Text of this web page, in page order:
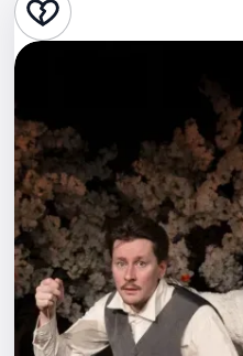
Стендап
Квесты
Экскурсии
Спорт
События